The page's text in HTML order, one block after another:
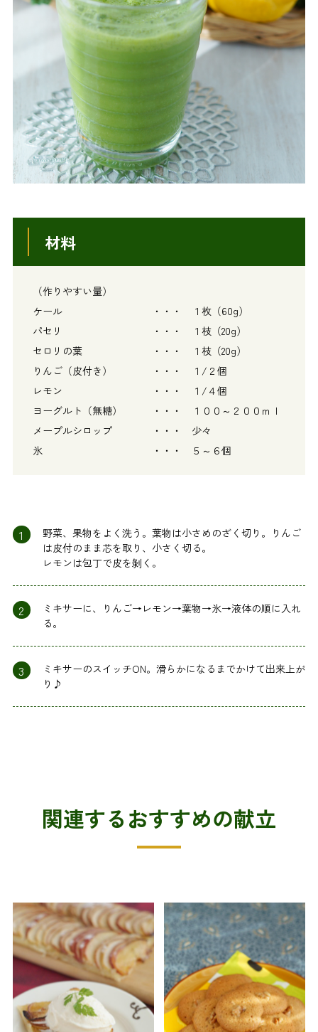
材料
（作りやすい量）
ケール ・・・ １枚（60g）
パセリ ・・・ １枝（20g）
セロリの葉 ・・・ １枝（20g）
りんご（皮付き） ・・・ １/２個
レモン ・・・ １/４個
ヨーグルト（無糖） ・・・ １００～２００ｍｌ
メープルシロップ ・・・ 少々
氷 ・・・ ５～６個
1
野菜、果物をよく洗う。葉物は小さめのざく切り。りんご
は皮付のまま芯を取り、小さく切る。
レモンは包丁で皮を剝く。
2
ミキサーに、りんご→レモン→葉物→氷→液体の順に入れ
る。
3
ミキサーのスイッチON。滑らかになるまでかけて出来上が
り♪
関連するおすすめの献立